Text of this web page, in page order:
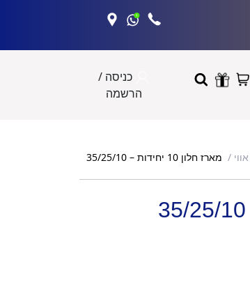
כניסה /
הרשמה
מארז חלון 10 יחידות – 35/25/10